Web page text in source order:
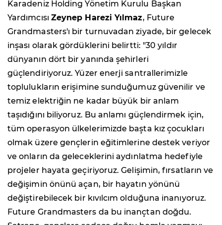
Karadeniz Holding Yönetim Kurulu Başkan
Yardımcısı Zeynep Harezi Yılmaz, Future
Grandmasters'ı bir turnuvadan ziyade, bir gelecek
inşası olarak gördüklerini belirtti: "30 yıldır
dünyanın dört bir yanında şehirleri
güçlendiriyoruz. Yüzer enerji santrallerimizle
toplulukların erişimine sunduğumuz güvenilir ve
temiz elektriğin ne kadar büyük bir anlam
taşıdığını biliyoruz. Bu anlamı güçlendirmek için,
tüm operasyon ülkelerimizde başta kız çocukları
olmak üzere gençlerin eğitimlerine destek veriyor
ve onların da geleceklerini aydınlatma hedefiyle
projeler hayata geçiriyoruz. Gelişimin, fırsatların ve
değişimin önünü açan, bir hayatın yönünü
değiştirebilecek bir kıvılcım olduğuna inanıyoruz.
Future Grandmasters da bu inançtan doğdu.